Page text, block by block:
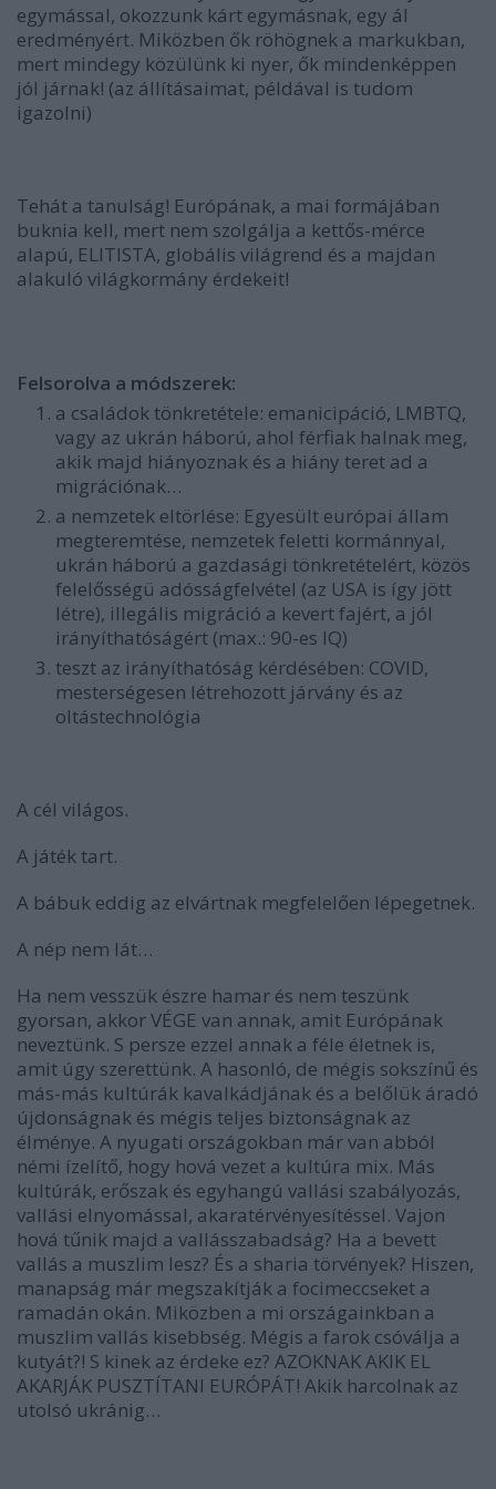
egymással, okozzunk kárt egymásnak, egy ál
eredményért. Miközben ők röhögnek a markukban,
mert mindegy közülünk ki nyer, ők mindenképpen
jól járnak! (az állításaimat, példával is tudom
igazolni)
Tehát a tanulság! Európának, a mai formájában
buknia kell, mert nem szolgálja a kettős-mérce
alapú, ELITISTA, globális világrend és a majdan
alakuló világkormány érdekeit!
Felsorolva a módszerek:
a családok tönkretétele: emanicipáció, LMBTQ,
vagy az ukrán háború, ahol férfiak halnak meg,
akik majd hiányoznak és a hiány teret ad a
migrációnak…
a nemzetek eltörlése: Egyesült európai állam
megteremtése, nemzetek feletti kormánnyal,
ukrán háború a gazdasági tönkretételért, közös
felelősségü adósságfelvétel (az USA is így jött
létre), illegális migráció a kevert fajért, a jól
irányíthatóságért (max.: 90-es IQ)
teszt az irányíthatóság kérdésében: COVID,
mesterségesen létrehozott járvány és az
oltástechnológia
A cél világos.
A játék tart.
A bábuk eddig az elvártnak megfelelően lépegetnek.
A nép nem lát…
Ha nem vesszük észre hamar és nem teszünk
gyorsan, akkor VÉGE van annak, amit Európának
neveztünk. S persze ezzel annak a féle életnek is,
amit úgy szerettünk. A hasonló, de mégis sokszínű és
más-más kultúrák kavalkádjának és a belőlük áradó
újdonságnak és mégis teljes biztonságnak az
élménye. A nyugati országokban már van abból
némi ízelítő, hogy hová vezet a kultúra mix. Más
kultúrák, erőszak és egyhangú vallási szabályozás,
vallási elnyomással, akaratérvényesítéssel. Vajon
hová tűnik majd a vallásszabadság? Ha a bevett
vallás a muszlim lesz? És a sharia törvények? Hiszen,
manapság már megszakítják a focimeccseket a
ramadán okán. Miközben a mi országainkban a
muszlim vallás kisebbség. Mégis a farok csóválja a
kutyát?! S kinek az érdeke ez? AZOKNAK AKIK EL
AKARJÁK PUSZTÍTANI EURÓPÁT! Akik harcolnak az
utolsó ukránig…